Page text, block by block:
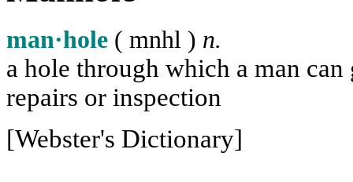
man·hole ( mnhl ) n.
a hole through which a man
repairs or inspection
[Webster's Dictionary]